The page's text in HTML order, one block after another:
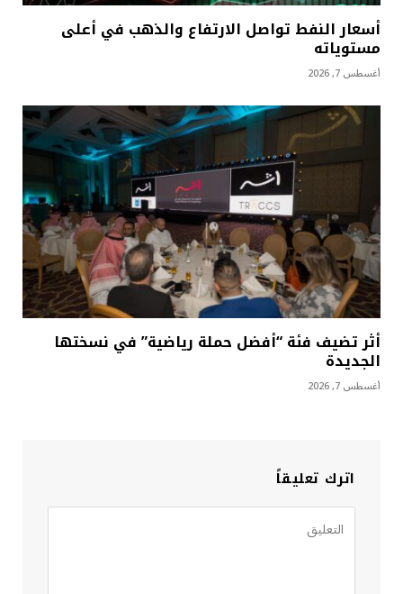
أسعار النفط تواصل الارتفاع والذهب في أعلى
مستوياته
أغسطس 7, 2026
أثر تضيف فئة “أفضل حملة رياضية” في نسختها
الجديدة
أغسطس 7, 2026
اترك تعليقاً